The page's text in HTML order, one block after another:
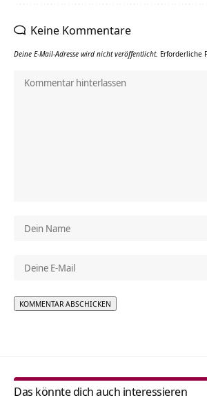
Keine Kommentare
Deine E-Mail-Adresse wird nicht veröffentlicht. Erforderliche
Das könnte dich auch interessieren